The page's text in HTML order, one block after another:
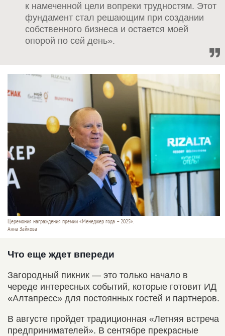
к намеченной цели вопреки трудностям. Этот
фундамент стал решающим при создании
собственного бизнеса и остается моей
опорой по сей день».
Церемония награждения премии «Менеджер года – 2025».
Анна Зайкова
Что еще ждет впереди
Загородный пикник — это только начало в
череде интересных событий, которые готовит ИД
«Алтапресс» для постоянных гостей и партнеров.
В августе пройдет традиционная «Летняя встреча
предпринимателей». В сентябре прекрасные